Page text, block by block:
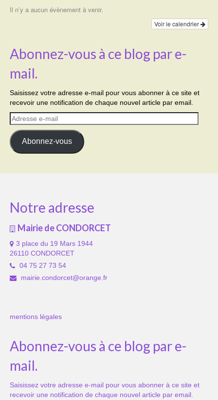
Il n’y a aucun évènement à venir.
Voir le calendrier
Abonnez-vous à ce blog par e-
mail.
Saisissez votre adresse e-mail pour vous abonner à ce site et
recevoir une notification de chaque nouvel article par email.
Adresse
e-
mail
Abonnez-vous
Notre adresse
Mairie de CONDORCET
3 place du 19 Mars 1944
26110 CONDORCET
04 75 27 73 54
mairie.condorcet@orange.fr
mentions légales
Abonnez-vous à ce blog par e-
mail.
Saisissez votre adresse e-mail pour vous abonner à ce site et
recevoir une notification de chaque nouvel article par email.